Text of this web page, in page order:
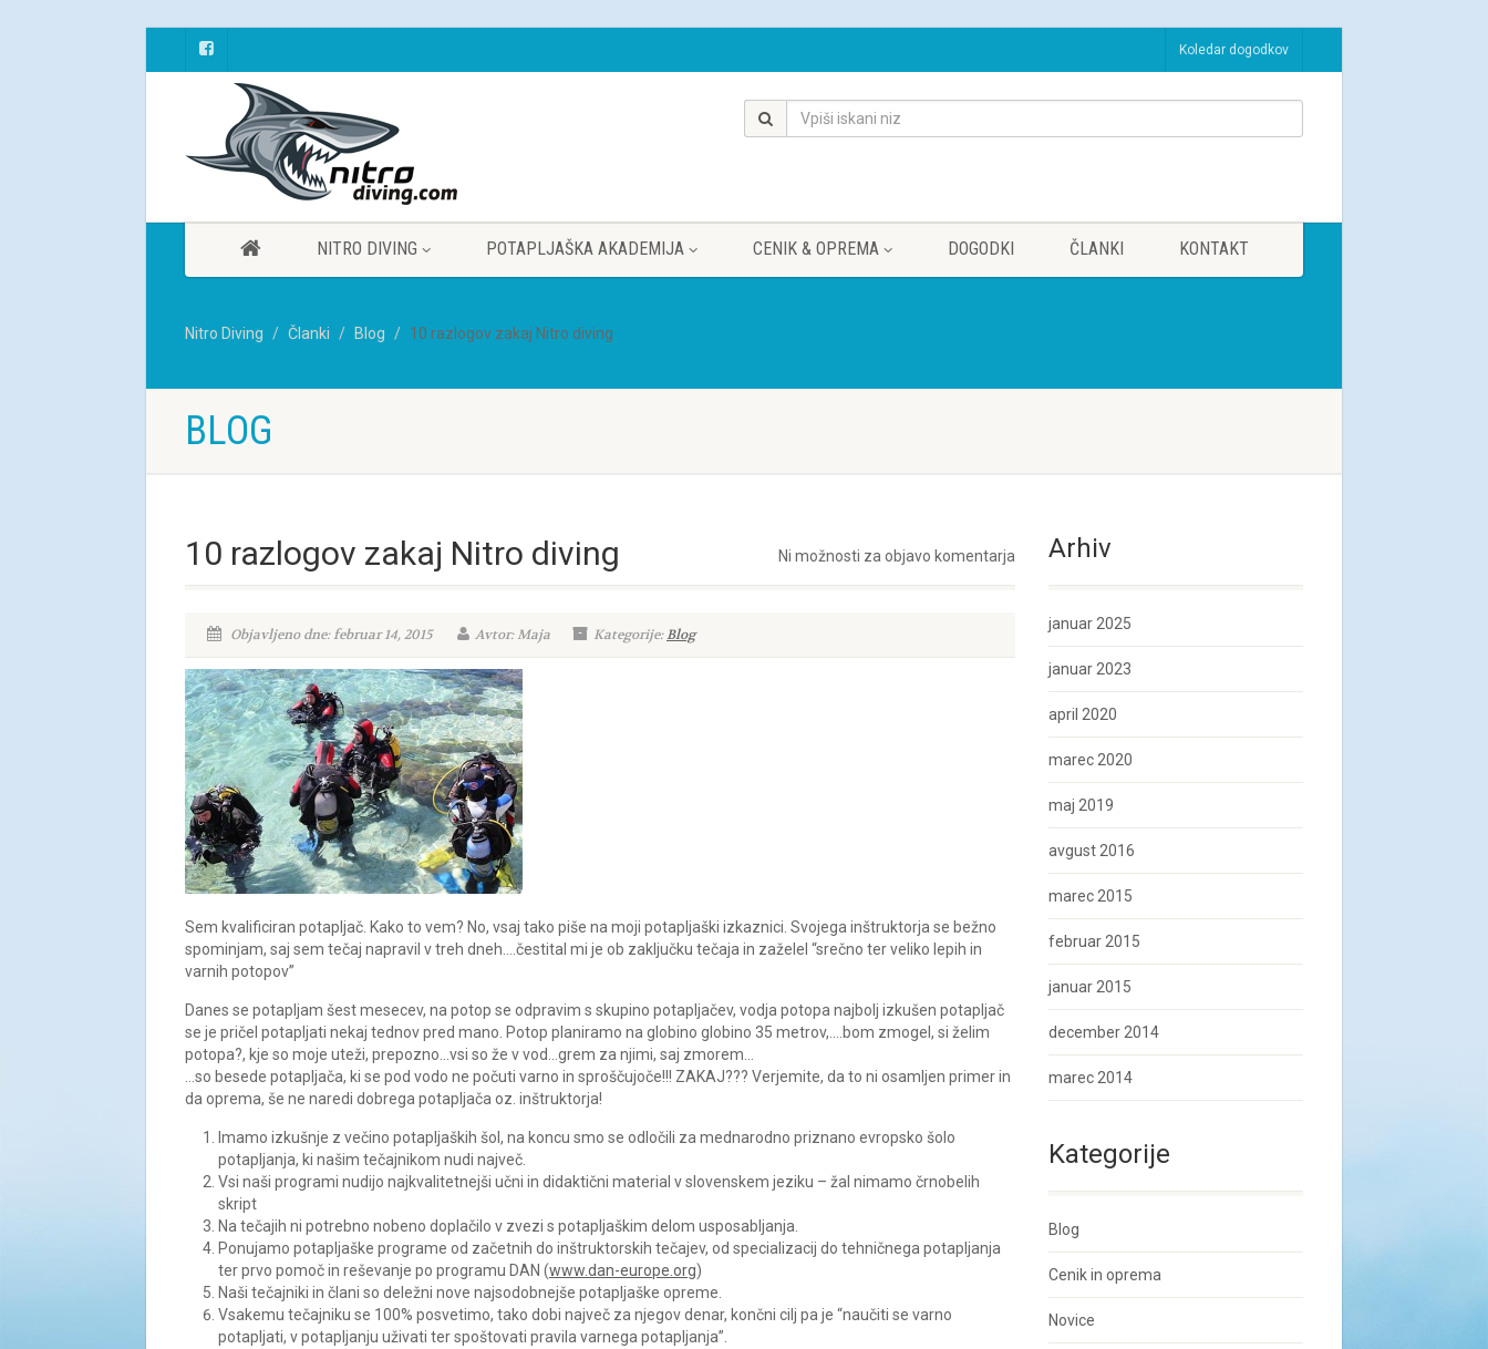
Koledar dogodkov
NITRO DIVING POTAPLJAŠKA AKADEMIJA CENIK & OPREMA DOGODKI ČLANKI KONTAKT
Nitro Diving Članki Blog 10 razlogov zakaj Nitro diving
BLOG
Ni možnosti za objavo komentarja
10 razlogov zakaj Nitro diving
Objavljeno dne: februar 14, 2015 Avtor: Maja Kategorije:Blog
Sem kvalificiran potapljač. Kako to vem? No, vsaj tako piše na moji potapljaški izkaznici. Svojega inštruktorja se bežno
spominjam, saj sem tečaj napravil v treh dneh….čestital mi je ob zaključku tečaja in zaželel “srečno ter veliko lepih in
varnih potopov”
Danes se potapljam šest mesecev, na potop se odpravim s skupino potapljačev, vodja potopa najbolj izkušen potapljač
se je pričel potapljati nekaj tednov pred mano. Potop planiramo na globino globino 35 metrov,….bom zmogel, si želim
potopa?, kje so moje uteži, prepozno…vsi so že v vod…grem za njimi, saj zmorem…
…so besede potapljača, ki se pod vodo ne počuti varno in sproščujoče!!! ZAKAJ??? Verjemite, da to ni osamljen primer in
da oprema, še ne naredi dobrega potapljača oz. inštruktorja!
Imamo izkušnje z večino potapljaških šol, na koncu smo se odločili za mednarodno priznano evropsko šolo
potapljanja, ki našim tečajnikom nudi največ.
Vsi naši programi nudijo najkvalitetnejši učni in didaktični material v slovenskem jeziku – žal nimamo črnobelih
skript
Na tečajih ni potrebno nobeno doplačilo v zvezi s potapljaškim delom usposabljanja.
Ponujamo potapljaške programe od začetnih do inštruktorskih tečajev, od specializacij do tehničnega potapljanja
ter prvo pomoč in reševanje po programu DAN (www.dan-europe.org)
Naši tečajniki in člani so deležni nove najsodobnejše potapljaške opreme.
Vsakemu tečajniku se 100% posvetimo, tako dobi največ za njegov denar, končni cilj pa je “naučiti se varno
potapljati, v potapljanju uživati ter spoštovati pravila varnega potapljanja”.
Arhiv
januar 2025
januar 2023
april 2020
marec 2020
maj 2019
avgust 2016
marec 2015
februar 2015
januar 2015
december 2014
marec 2014
Kategorije
Blog
Cenik in oprema
Novice